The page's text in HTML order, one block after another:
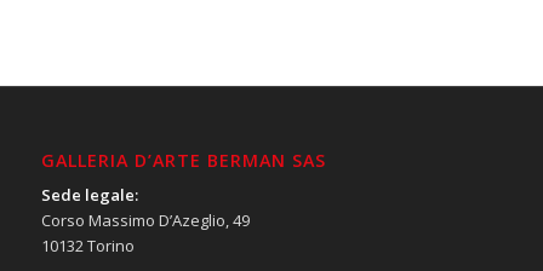
GALLERIA D’ARTE BERMAN SAS
Sede legale:
Corso Massimo D’Azeglio, 49
10132 Torino